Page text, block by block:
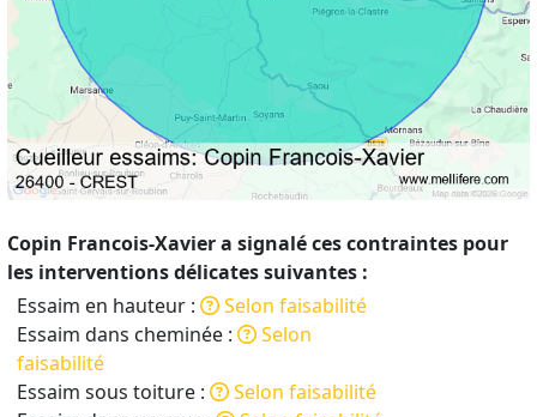
Copin Francois-Xavier a signalé ces contraintes pour
les interventions délicates suivantes :
Essaim en hauteur :
Selon faisabilité
Essaim dans cheminée :
Selon
faisabilité
Essaim sous toiture :
Selon faisabilité